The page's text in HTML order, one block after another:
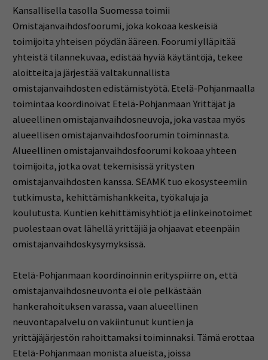
Kansallisella tasolla Suomessa toimii
Omistajanvaihdosfoorumi, joka kokoaa keskeisiä
toimijoita yhteisen pöydän ääreen. Foorumi ylläpitää
yhteistä tilannekuvaa, edistää hyviä käytäntöjä, tekee
aloitteita ja järjestää valtakunnallista
omistajanvaihdosten edistämistyötä. Etelä-Pohjanmaalla
toimintaa koordinoivat Etelä-Pohjanmaan Yrittäjät ja
alueellinen omistajanvaihdosneuvoja, joka vastaa myös
alueellisen omistajanvaihdosfoorumin toiminnasta.
Alueellinen omistajanvaihdosfoorumi kokoaa yhteen
toimijoita, jotka ovat tekemisissä yritysten
omistajanvaihdosten kanssa. SEAMK tuo ekosysteemiin
tutkimusta, kehittämishankkeita, työkaluja ja
koulutusta. Kuntien kehittämisyhtiöt ja elinkeinotoimet
puolestaan ovat lähellä yrittäjiä ja ohjaavat eteenpäin
omistajanvaihdoskysymyksissä.
Etelä-Pohjanmaan koordinoinnin erityspiirre on, että
omistajanvaihdosneuvonta ei ole pelkästään
hankerahoituksen varassa, vaan alueellinen
neuvontapalvelu on vakiintunut kuntien ja
yrittäjäjärjestön rahoittamaksi toiminnaksi. Tämä erottaa
Etelä-Pohjanmaan monista alueista, joissa